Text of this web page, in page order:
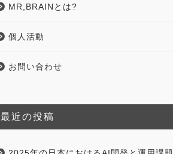
MR,BRAINとは?
個人活動
お問い合わせ
最近の投稿